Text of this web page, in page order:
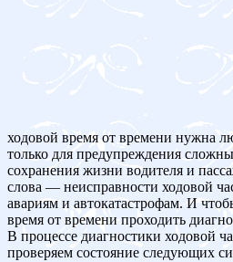
ходовой время от времени нужна
только для предупреждения
сохранения жизни водителя и
слова — неисправности ходовой
авариям и автокатастрофам. И
время от времени проходить
В процессе диагностики ходовой
проверяем состояние следующих